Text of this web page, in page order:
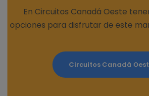
En Circuitos Canadá Oeste
opciones para disfrutar de este
Circuitos Canadá